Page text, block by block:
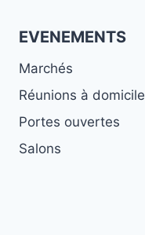
EVENEMENTS
Marchés
Réunions à domicile
Portes ouvertes
Salons